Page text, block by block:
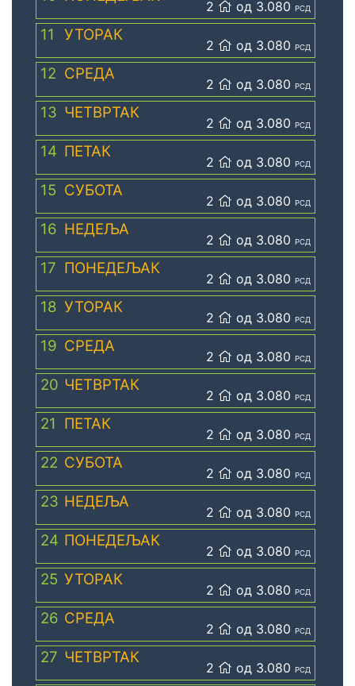
2 од 3.080 РСД
11 УТОРАК
2 од 3.080 РСД
12 СРЕДА
2 од 3.080 РСД
13 ЧЕТВРТАК
2 од 3.080 РСД
14 ПЕТАК
2 од 3.080 РСД
15 СУБОТА
2 од 3.080 РСД
16 НЕДЕЉА
2 од 3.080 РСД
17 ПОНЕДЕЉАК
2 од 3.080 РСД
18 УТОРАК
2 од 3.080 РСД
19 СРЕДА
2 од 3.080 РСД
20 ЧЕТВРТАК
2 од 3.080 РСД
21 ПЕТАК
2 од 3.080 РСД
22 СУБОТА
2 од 3.080 РСД
23 НЕДЕЉА
2 од 3.080 РСД
24 ПОНЕДЕЉАК
2 од 3.080 РСД
25 УТОРАК
2 од 3.080 РСД
26 СРЕДА
2 од 3.080 РСД
27 ЧЕТВРТАК
2 од 3.080 РСД